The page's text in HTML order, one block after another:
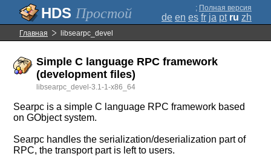
Простой ; Полная версия
de en es fr ja pt ru zh
Главная libsearpc_devel
Simple C language RPC framework
(development files)
libsearpc_devel-3.1-1-x86_64
Searpc is a simple C language RPC framework based
on GObject system.
Searpc handles the serialization/deserialization part of
RPC, the transport part is left to users.